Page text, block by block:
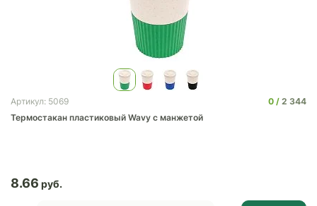
Артикул: 5069 0
2 344
Термостакан пластиковый Wavy с манжетой
8.66